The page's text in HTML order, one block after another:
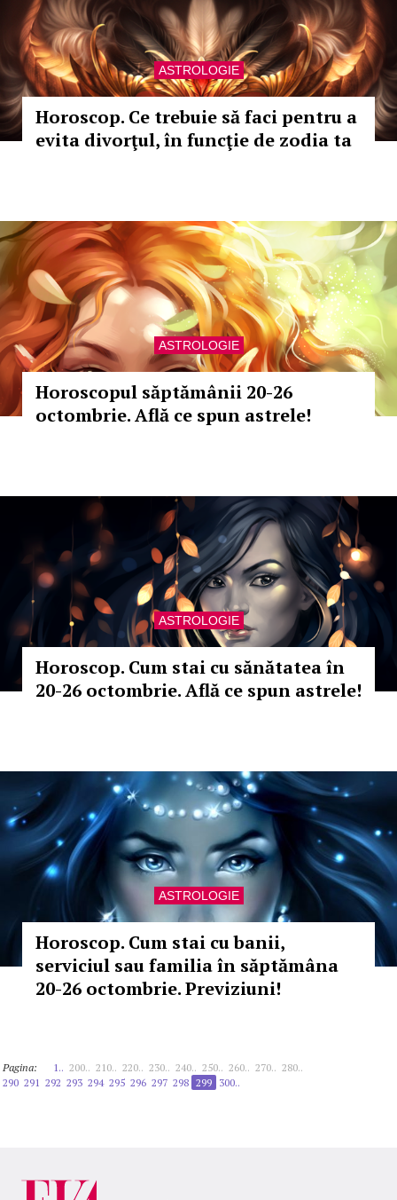
ASTROLOGIE
Horoscop. Ce trebuie să faci pentru a
evita divorţul, în funcţie de zodia ta
ASTROLOGIE
Horoscopul săptămânii 20-26
octombrie. Află ce spun astrele!
ASTROLOGIE
Horoscop. Cum stai cu sănătatea în
20-26 octombrie. Află ce spun astrele!
ASTROLOGIE
Horoscop. Cum stai cu banii,
serviciul sau familia în săptămâna
20-26 octombrie. Previziuni!
Pagina: 1.. 200.. 210.. 220.. 230.. 240.. 250.. 260.. 270.. 280..
290 291 292 293 294 295 296 297 298 299 300..